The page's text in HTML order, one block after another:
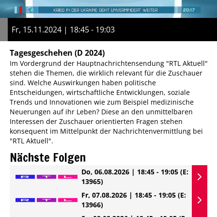
Fr, 15.11.2024 | 18:45 - 19:03
Tagesgeschehen (D 2024)
Im Vordergrund der Hauptnachrichtensendung "RTL Aktuell"
stehen die Themen, die wirklich relevant für die Zuschauer
sind. Welche Auswirkungen haben politische
Entscheidungen, wirtschaftliche Entwicklungen, soziale
Trends und Innovationen wie zum Beispiel medizinische
Neuerungen auf ihr Leben? Diese an den unmittelbaren
Interessen der Zuschauer orientierten Fragen stehen
konsequent im Mittelpunkt der Nachrichtenvermittlung bei
"RTL Aktuell".
Nächste Folgen
Do, 06.08.2026 | 18:45 - 19:05 (E:
13965)
Fr, 07.08.2026 | 18:45 - 19:05 (E:
13966)